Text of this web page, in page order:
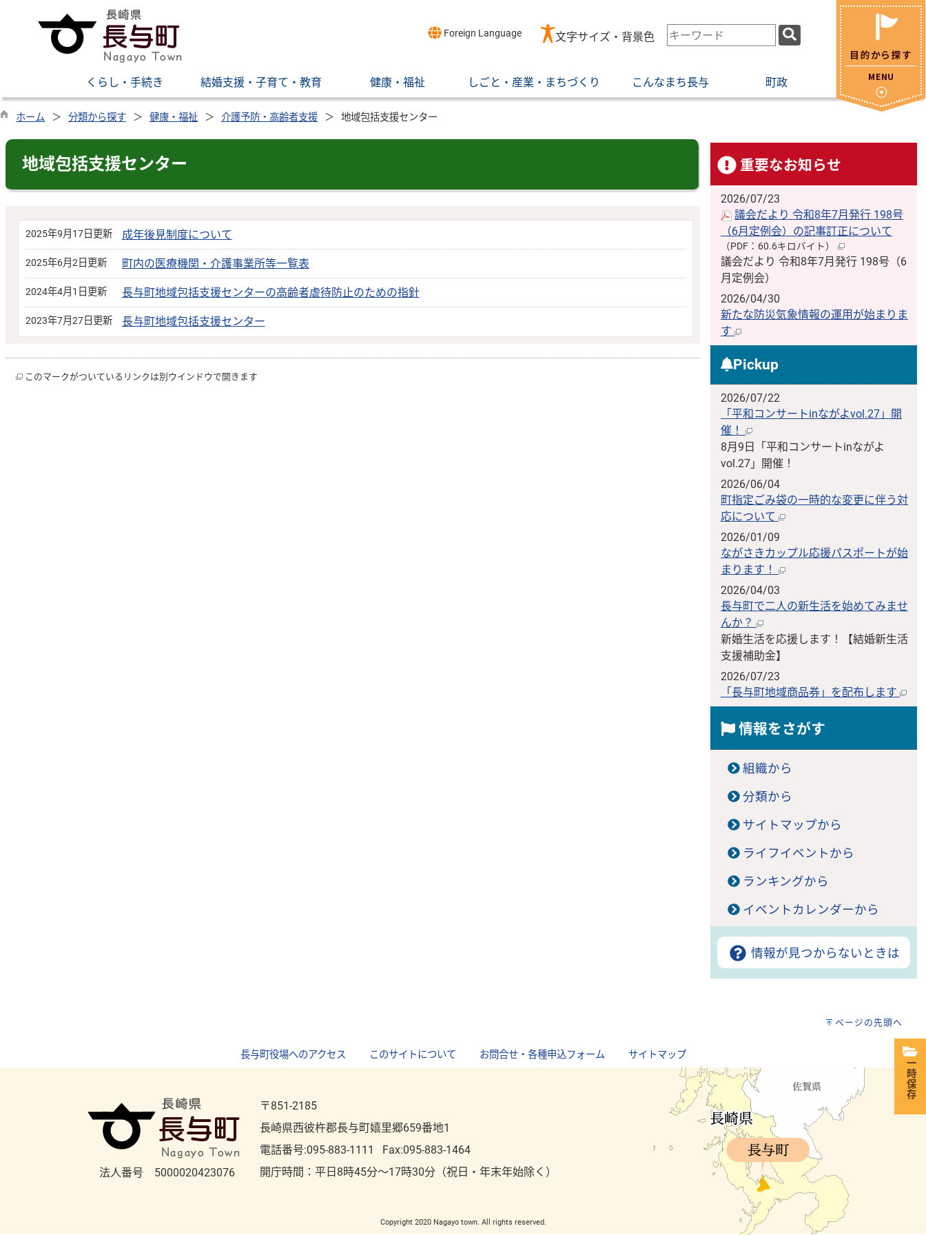
Foreign Language 文字サイズ・背景色
検
索
ー
ワ
くらし・手続き 結婚支援・子育て・教育 健康・福祉 しごと・産業・まちづくり こんなまち長与 町政
ホーム 分類から探す 健康・福祉 介護予防・高齢者支援 地域包括支援センター
地域包括支援センター
2025年9月17日更新 成年後見制度について
2025年6月2日更新 町内の医療機関・介護事業所等一覧表
2024年4月1日更新 長与町地域包括支援センターの高齢者虐待防止のための指針
2023年7月27日更新 長与町地域包括支援センター
このマークがついているリンクは別ウインドウで開きます
重要なお知らせ
2026/07/23
議会だより 令和8年7月発行 198号
（6月定例会）の記事訂正について
（PDF：60.6キロバイト）
議会だより 令和8年7月発行 198号（6
月定例会）
2026/04/30
新たな防災気象情報の運用が始まりま
す
Pickup
2026/07/22
「平和コンサートinながよvol.27」開
催！
8月9日「平和コンサートinながよ
vol.27」開催！
2026/06/04
町指定ごみ袋の一時的な変更に伴う対
応について
2026/01/09
ながさきカップル応援パスポートが始
まります！
2026/04/03
長与町で二人の新生活を始めてみませ
んか？
新婚生活を応援します！【結婚新生活
支援補助金】
2026/07/23
「長与町地域商品券」を配布します
情報をさがす
組織から
分類から
サイトマップから
ライフイベントから
ランキングから
イベントカレンダーから
情報が見つからないときは
ページの先頭へ
長与町役場へのアクセス このサイトについて お問合せ・各種申込フォーム サイトマップ
法人番号 5000020423076
〒851-2185
長崎県西彼杵郡長与町嬉里郷659番地1
電話番号:095-883-1111
Fax:095-883-1464
開庁時間：平⽇8時45分～17時30分（祝⽇・年末年始除く）
Copyright 2020 Nagayo town. All rights reserved.
一時保存